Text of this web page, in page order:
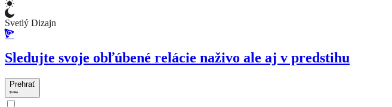
Svetlý Dizajn
Sledujte svoje obľúbené relácie naživo ale aj v predstihu
Prehrať